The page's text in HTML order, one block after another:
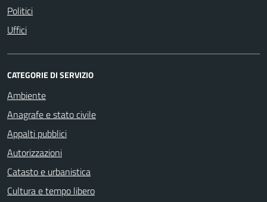
Politici
Uffici
CATEGORIE DI SERVIZIO
Ambiente
Anagrafe e stato civile
Appalti pubblici
Autorizzazioni
Catasto e urbanistica
Cultura e tempo libero